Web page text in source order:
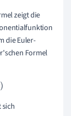
zeigt die
die Euler-
Formel
sich